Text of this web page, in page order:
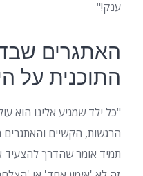
ענק!"
האתגרים
התוכנית על
"כל ילד שמגיע אלינו הוא
הרגשות, הקשיים
תמיד אומר שהדרך להצעיד